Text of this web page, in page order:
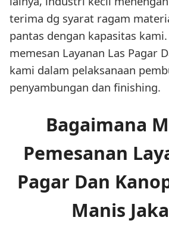
terima dg syarat ragam
pantas dengan kapasitas
memesan Layanan Las Pagar
kami dalam pelaksanaan
penyambungan dan finishing.
Bagaimana
Pemesanan
Pagar Dan
Manis